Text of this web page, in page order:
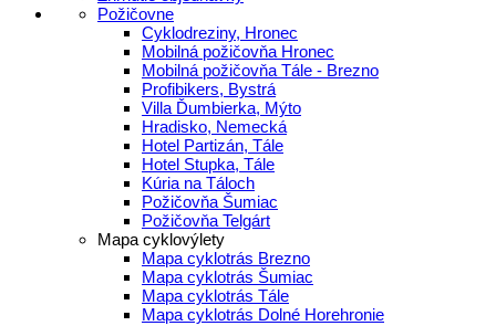
Požičovne
Cyklodreziny, Hronec
Mobilná požičovňa Hronec
Mobilná požičovňa Tále - Brezno
Profibikers, Bystrá
Villa Ďumbierka, Mýto
Hradisko, Nemecká
Hotel Partizán, Tále
Hotel Stupka, Tále
Kúria na Táloch
Požičovňa Šumiac
Požičovňa Telgárt
Mapa cyklovýlety
Mapa cyklotrás Brezno
Mapa cyklotrás Šumiac
Mapa cyklotrás Tále
Mapa cyklotrás Dolné Horehronie